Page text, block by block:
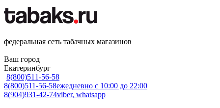
федеральная сеть табачных магазинов
Ваш город
Екатеринбург
8(800)511-56-58
8(800)511-56-58ежедневно с 10:00 до 22:00
8(904)931-42-74viber, whatsapp